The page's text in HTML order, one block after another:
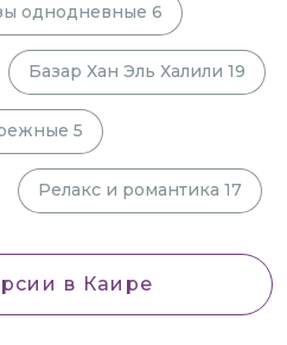
однодневные 6
Базар Хан Эль Халили 19
5
Релакс и романтика 17
в Каире